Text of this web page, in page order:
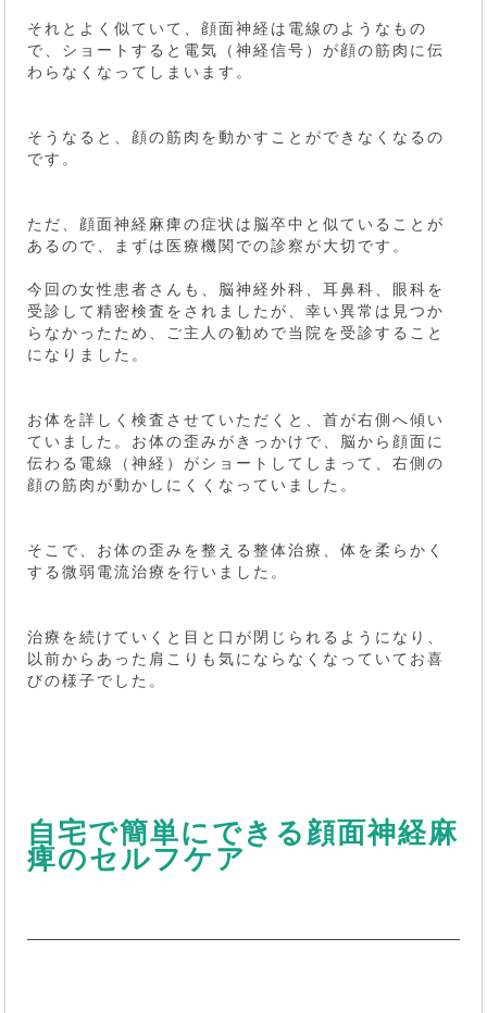
それとよく似ていて、顔面神経は電線のようなもの
で、ショートすると電気（神経信号）が顔の筋肉に伝
わらなくなってしまいます。
そうなると、顔の筋肉を動かすことができなくなるの
です。
ただ、顔面神経麻痺の症状は脳卒中と似ていることが
あるので、まずは医療機関での診察が大切です。
今回の女性患者さんも、脳神経外科、耳鼻科、眼科を
受診して精密検査をされましたが、幸い異常は見つか
らなかったため、ご主人の勧めで当院を受診すること
になりました。
お体を詳しく検査させていただくと、首が右側へ傾い
ていました。お体の歪みがきっかけで、脳から顔面に
伝わる電線（神経）がショートしてしまって、右側の
顔の筋肉が動かしにくくなっていました。
そこで、お体の歪みを整える整体治療、体を柔らかく
する微弱電流治療を行いました。
治療を続けていくと目と口が閉じられるようになり、
以前からあった肩こりも気にならなくなっていてお喜
びの様子でした。
自宅で簡単にできる顔面神経麻
痺のセルフケア